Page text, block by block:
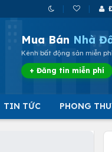
Mua Bán Nhà
Kênh bất động sản miễn
+ Đăng tin miễn phí
TIN TỨC PHONG